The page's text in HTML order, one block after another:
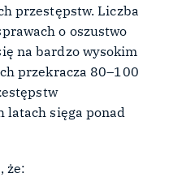
przestępstw. Liczba
o oszustwo
na bardzo wysokim
przekracza 80–100
latach sięga ponad
że: